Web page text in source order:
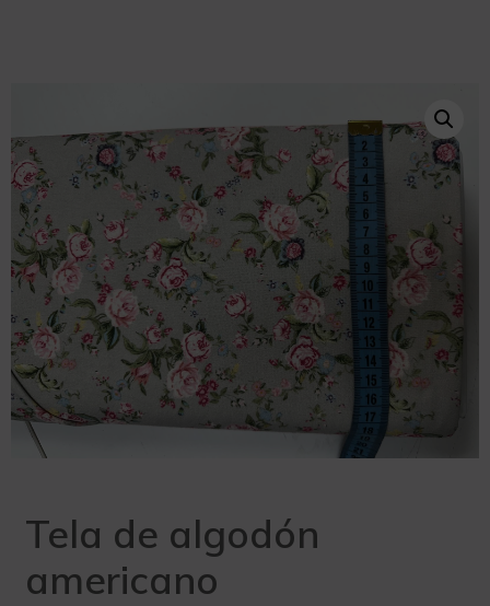
Tela de algodón
americano